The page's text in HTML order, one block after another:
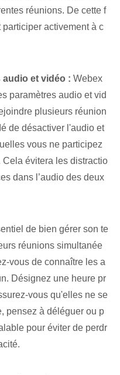
réunions. De cette f
activement à c
et vidéo : Webex
paramètres audio et vid
plusieurs réunion
de désactiver l'audio et
vous ne participez
Cela évitera les distractio
dans l’audio des deux
de bien gérer son te
réunions simultanée
vous de connaître les a
Désignez une heure pr
vous qu'elles ne se
pensez à déléguer ou p
pour éviter de perdr